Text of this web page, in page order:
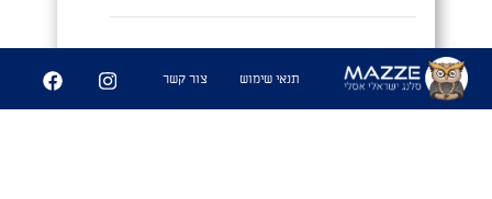
9 תנאי שימוש צור קשר